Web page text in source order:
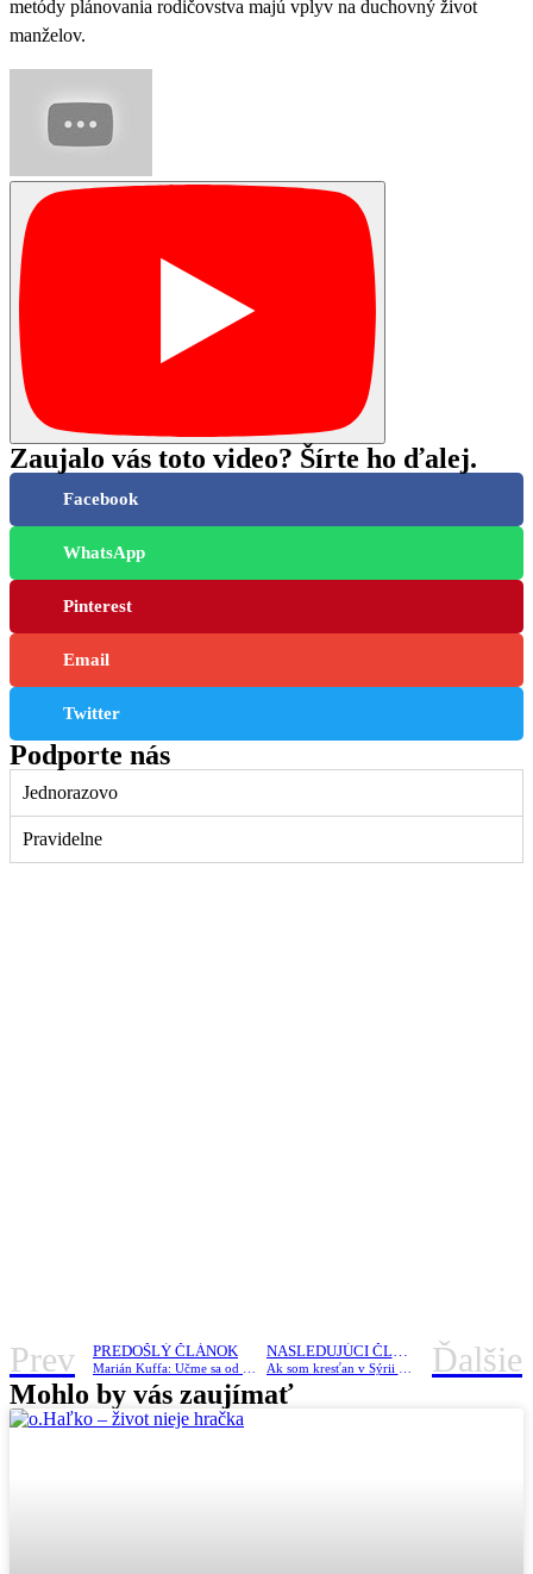
metódy plánovania rodičovstva majú vplyv na duchovný život
manželov.
Zaujalo vás toto video? Šírte ho ďalej.
Facebook
WhatsApp
Pinterest
Email
Twitter
Podporte nás
Jednorazovo
Pravidelne
Prev PREDOŠLÝ ČLÁNOK NASLEDUJÚCI ČLÁNOK Ďalšie
Mohlo by vás zaujímať